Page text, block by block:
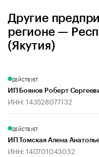
Другие
регионе —
(Якутия)
ДЕЙСТВУЕТ
ИП Боянов Роберт
ИНН: 143528077132
ДЕЙСТВУЕТ
ИП Томская Алена
ИНН: 140701043032